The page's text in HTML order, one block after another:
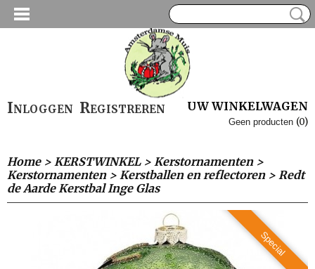
Inloggen Registreren UW WINKELWAGEN
Geen producten (0)
Home> KERSTWINKEL> Kerstornamenten>
Kerstornamenten> Kerstballen en reflectoren> Redt
de Aarde Kerstbal Inge Glas
Special